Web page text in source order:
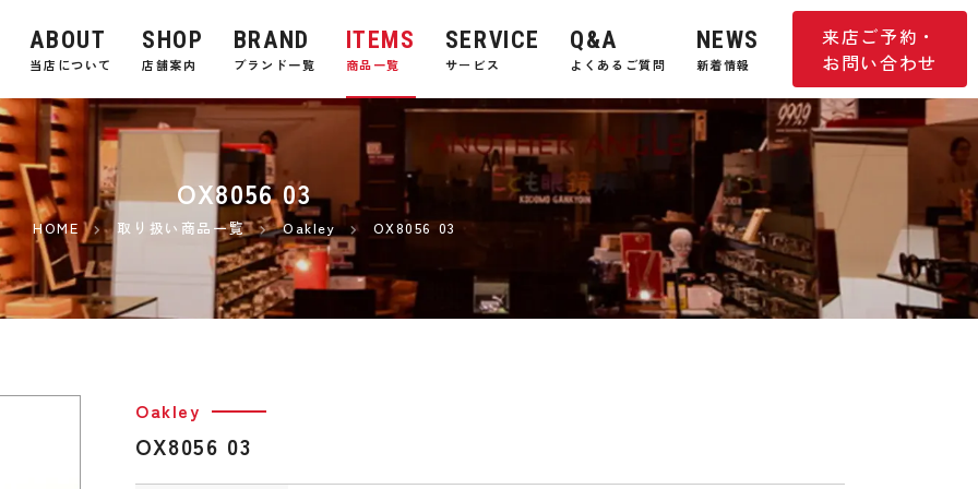
来店ご予約・
お問い合わせ
ABOUT
当店について
SHOP
店舗案内
BRAND
ブランド一覧
ITEMS
商品一覧
SERVICE
サービス
Q&A
よくあるご質問
NEWS
新着情報
OX8056 03
HOME 取り扱い商品一覧 Oakley OX8056 03
Oakley
OX8056 03